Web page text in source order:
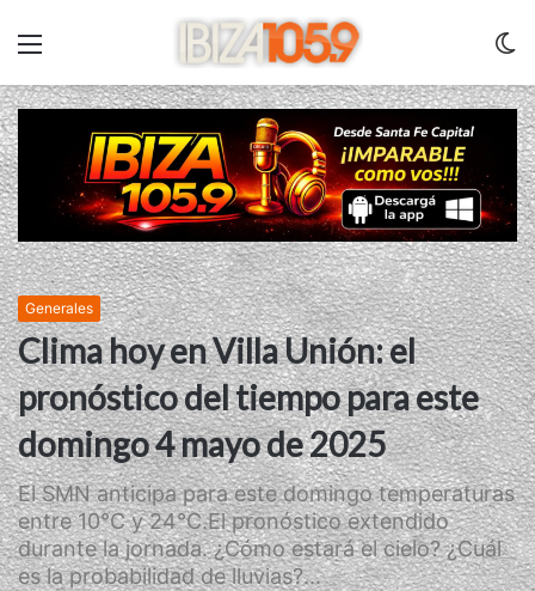
Generales
Clima hoy en Villa Unión: el
pronóstico del tiempo para este
domingo 4 mayo de 2025
El SMN anticipa para este domingo temperaturas
entre 10°C y 24°C.El pronóstico extendido
durante la jornada. ¿Cómo estará el cielo? ¿Cuál
es la probabilidad de lluvias?...